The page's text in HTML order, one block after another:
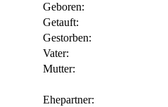
Geboren:
Getauft:
Gestorben:
Vater:
Mutter:
Ehepartner: